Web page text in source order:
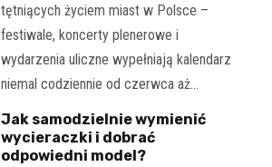
tętniących życiem miast w Polsce –
festiwale, koncerty plenerowe i
wydarzenia uliczne wypełniają kalendarz
niemal codziennie od czerwca aż…
Jak samodzielnie wymienić
wycieraczki i dobrać
odpowiedni model?